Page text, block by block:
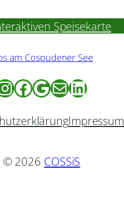
Speisekarte
am Cospudener See
Facebook Google E-Mail LinkedIn
Impressum
© 2026 COSSiS